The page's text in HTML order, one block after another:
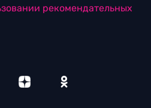
рекомендательных